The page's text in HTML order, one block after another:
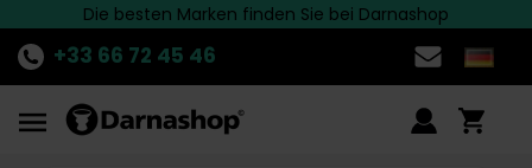
ENTDECKEdie aktuelle Aktion!>>
Schnelle Lieferung nach Deutschland!
Die besten Marken finden Sie bei Darnashop
+33 66 72 45 46